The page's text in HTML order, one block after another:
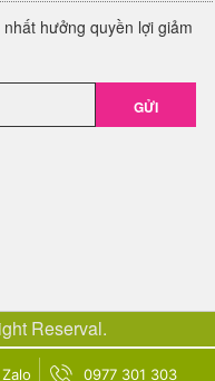
hưởng quyền lợi giảm
GỬI
Reserval.
0977 301 303